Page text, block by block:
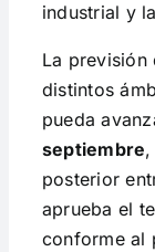
industrial y
La previsión
distintos
pueda
septiembre
posterior
aprueba el
conforme al